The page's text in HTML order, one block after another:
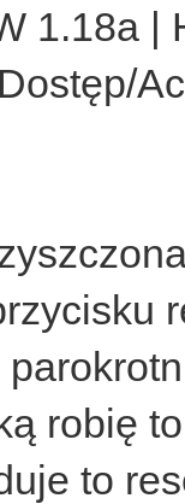
1.18a |
robię
to